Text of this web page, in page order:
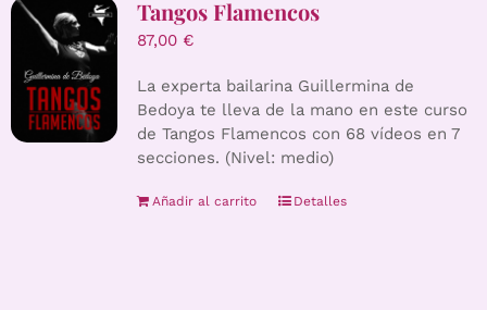
Tangos Flamencos
87,00 €
La experta bailarina Guillermina de
Bedoya te lleva de la mano en este curso
de Tangos Flamencos con 68 vídeos en 7
secciones. (Nivel: medio)
Añadir al carrito Detalles